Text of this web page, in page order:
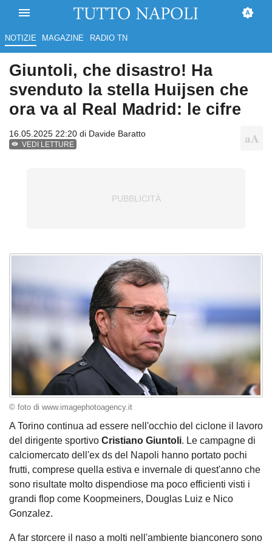
NOTIZIE MAGAZINE RADIO TN
Giuntoli, che disastro! Ha
svenduto la stella Huijsen che
ora va al Real Madrid: le cifre
16.05.2025 22:20 di Davide Baratto
VEDI LETTURE
© foto di www.imagephotoagency.it
A Torino continua ad essere nell'occhio del ciclone il lavoro
del dirigente sportivo Cristiano Giuntoli. Le campagne di
calciomercato dell'ex ds del Napoli hanno portato pochi
frutti, comprese quella estiva e invernale di quest'anno che
sono risultate molto dispendiose ma poco efficienti visti i
grandi flop come Koopmeiners, Douglas Luiz e Nico
Gonzalez.
A far storcere il naso a molti nell'ambiente bianconero sono